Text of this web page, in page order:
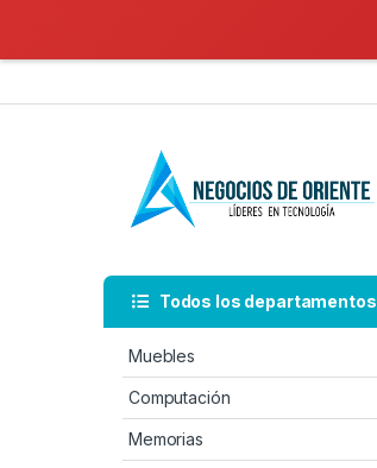
Todos los departamentos
Muebles
Computación
Memorias